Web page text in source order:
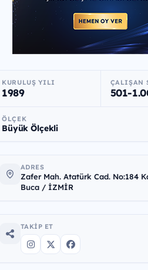
KURULUŞ YILI
1989
ÇALIŞAN
501-
ÖLÇEK
Büyük Ölçekli
ADRES
Zafer Mah. Atatürk Cad. No:184
Buca / İZMİR
TAKIP ET